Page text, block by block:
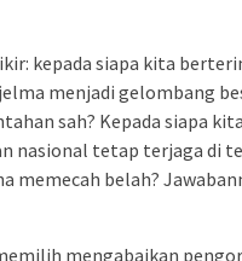
kepada siapa kita
menjadi gelombang
sah? Kepada siapa
nasional tetap terjaga di
memecah belah?
mengabaikan